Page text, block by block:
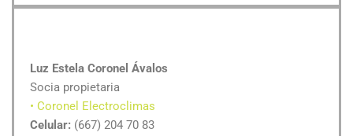
Luz Estela Coronel Ávalos
Socia propietaria
• Coronel Electroclimas
Celular: (667) 204 70 83